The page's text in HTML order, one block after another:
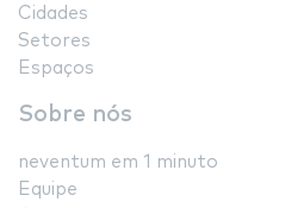
Cidades
Setores
Espaços
Sobre nós
neventum em 1 minuto
Equipe